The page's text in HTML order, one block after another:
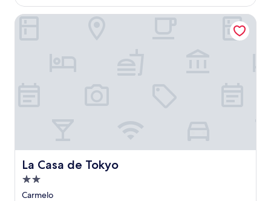
ulasan)
La Casa de Tokyo
La Casa de Tokyo
Properti
bintang
Carmelo
La Casa de Tokyo